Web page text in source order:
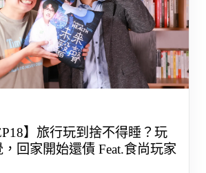
】旅行玩到捨不得睡？玩
回家開始還債 Feat.食尚玩家